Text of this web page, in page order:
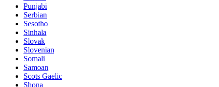
Punjabi
Serbian
Sesotho
Sinhala
Slovak
Slovenian
Somali
Samoan
Scots Gaelic
Shona